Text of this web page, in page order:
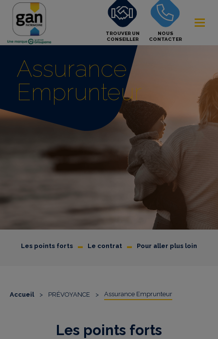
TROUVER UN
CONSEILLER
NOUS
CONTACTER
Assurance
Emprunteur
Les points forts - Le contrat - Pour aller plus loin
Accueil > PRÉVOYANCE > Assurance Emprunteur
Les points forts